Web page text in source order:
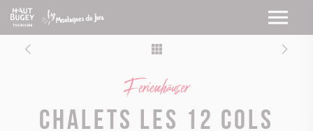
Ferienhäuser
Chalets les 12 Cols